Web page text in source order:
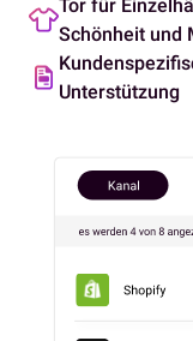
Tor für
Schönheit und
Unterstützung